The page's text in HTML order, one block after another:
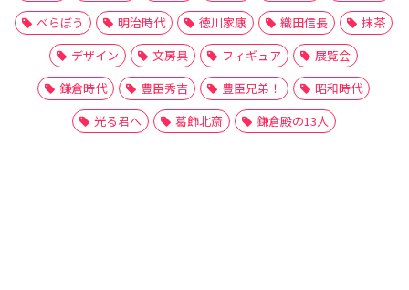
べらぼう
明治時代 徳川家康 織田信長
抹茶
デザイン
文房具 フィギュア
展覧会
鎌倉時代
豊臣秀吉 豊臣兄弟！
昭和時代
光る君へ
葛飾北斎 鎌倉殿の13人